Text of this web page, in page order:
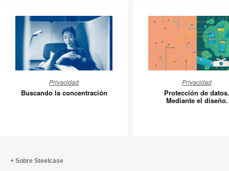
la
concentración
Privacidad
Buscando la concentración
de
datos.
Privacidad
Protección de datos.
Mediante el diseño.
Sobre Steelcase